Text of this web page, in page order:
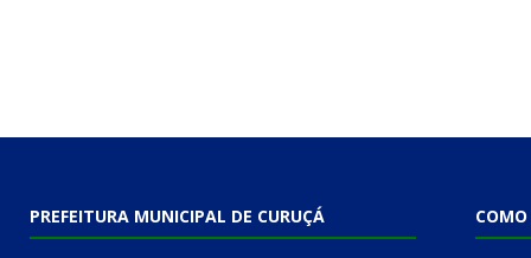
PREFEITURA MUNICIPAL DE CURUÇÁ COMO